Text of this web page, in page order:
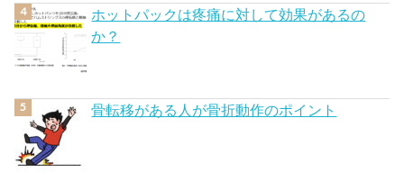
ホットパックは疼痛に対して効果があるの
か？
骨転移がある人が骨折動作のポイント